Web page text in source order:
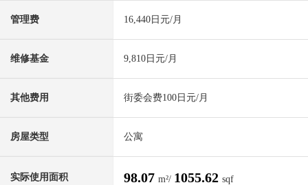
管理费 16,440日元/月
维修基金 9,810日元/月
其他费用 街委会费100日元/月
房屋类型 公寓
实际使用面积 98.07 m²/ 1055.62 sqf